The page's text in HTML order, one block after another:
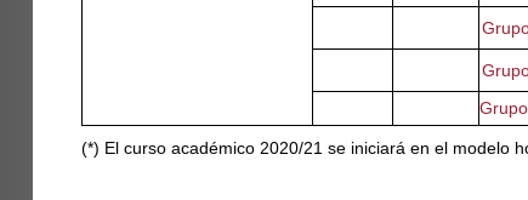
(*) El curso académico 2020/21 se iniciará en el modelo